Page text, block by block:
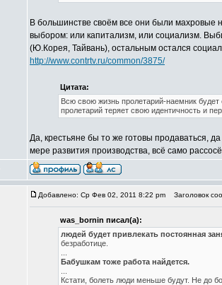
В большинстве своём все они были махровые
выбором: или капитализм, или социализм.
(Ю.Корея, Тайвань), остальным остался
http://www.contrtv.ru/common/3875/
Цитата:
Всю свою жизнь пролетарий-наемник
пролетарий теряет свою идентичность и
Да, крестьяне бы то же готовы продаваться,
мере развития производства, всё само
Добавлено: Ср Фев 02, 2011 8:22 pm Заголовок
was_bornin писал(а):
людей будет привлекать постоянная
безработице.
Бабушкам тоже работа найдется.
Кстати, болеть люди меньше будут. Не до